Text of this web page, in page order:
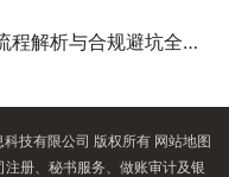
析与合规避坑全指南
技有限公司 版权所有 网站地图
册、秘书服务、做账审计及银